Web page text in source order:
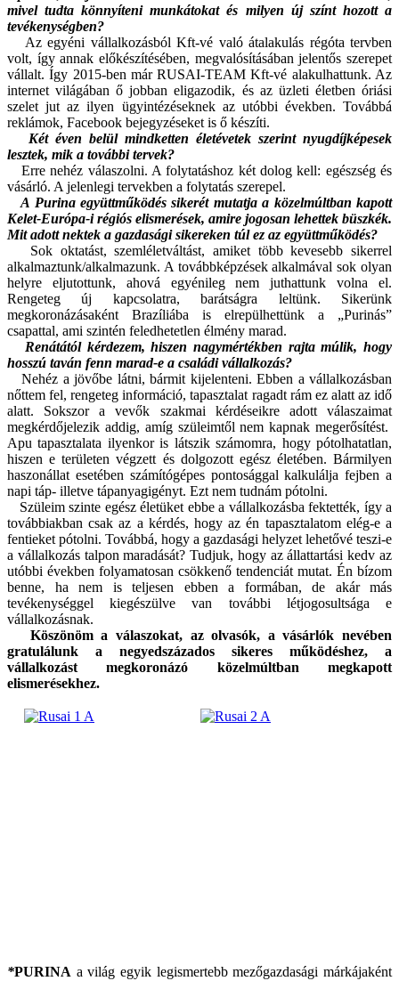
mivel tudta könnyíteni munkátokat és milyen új színt hozott a
tevékenységben?
Az egyéni vállalkozásból Kft-vé való átalakulás régóta tervben
volt, így annak előkészítésében, megvalósításában jelentős szerepet
vállalt. Így 2015-ben már RUSAI-TEAM Kft-vé alakulhattunk. Az
internet világában ő jobban eligazodik, és az üzleti életben óriási
szelet jut az ilyen ügyintézéseknek az utóbbi években. Továbbá
reklámok, Facebook bejegyzéseket is ő készíti.
Két éven belül mindketten életévetek szerint nyugdíjképesek
lesztek, mik a további tervek?
Erre nehéz válaszolni. A folytatáshoz két dolog kell: egészség és
vásárló. A jelenlegi tervekben a folytatás szerepel.
A Purina együttműködés sikerét mutatja a közelmúltban kapott
Kelet-Európa-i régiós elismerések, amire jogosan lehettek büszkék.
Mit adott nektek a gazdasági sikereken túl ez az együttműködés?
Sok oktatást, szemléletváltást, amiket több kevesebb sikerrel
alkalmaztunk/alkalmazunk. A továbbképzések alkalmával sok olyan
helyre eljutottunk, ahová egyénileg nem juthattunk volna el.
Rengeteg új kapcsolatra, barátságra leltünk. Sikerünk
megkoronázásaként Brazíliába is elrepülhettünk a „Purinás”
csapattal, ami szintén feledhetetlen élmény marad.
Renátától kérdezem, hiszen nagymértékben rajta múlik, hogy
hosszú taván fenn marad-e a családi vállalkozás?
Nehéz a jövőbe látni, bármit kijelenteni. Ebben a vállalkozásban
nőttem fel, rengeteg információ, tapasztalat ragadt rám ez alatt az idő
alatt. Sokszor a vevők szakmai kérdéseikre adott válaszaimat
megkérdőjelezik addig, amíg szüleimtől nem kapnak megerősítést.
Apu tapasztalata ilyenkor is látszik számomra, hogy pótolhatatlan,
hiszen e területen végzett és dolgozott egész életében. Bármilyen
haszonállat esetében számítógépes pontosággal kalkulálja fejben a
napi táp- illetve tápanyagigényt. Ezt nem tudnám pótolni.
Szüleim szinte egész életüket ebbe a vállalkozásba fektették, így a
továbbiakban csak az a kérdés, hogy az én tapasztalatom elég-e a
fentieket pótolni. Továbbá, hogy a gazdasági helyzet lehetővé teszi-e
a vállalkozás talpon maradását? Tudjuk, hogy az állattartási kedv az
utóbbi években folyamatosan csökkenő tendenciát mutat. Én bízom
benne, ha nem is teljesen ebben a formában, de akár más
tevékenységgel kiegészülve van további létjogosultsága e
vállalkozásnak.
Köszönöm a válaszokat, az olvasók, a vásárlók nevében
gratulálunk a negyedszázados sikeres működéshez, a
vállalkozást megkoronázó közelmúltban megkapott
elismerésekhez.
*PURINA a világ egyik legismertebb mezőgazdasági márkájaként